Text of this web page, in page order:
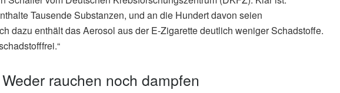
Tausende Substanzen, und an die Hundert davon seien
dazu enthält das Aerosol aus der E-Zigarette deutlich weniger Schadstoffe.
rauchen noch dampfen